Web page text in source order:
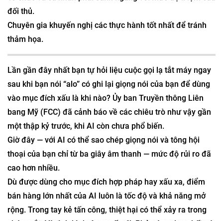
đối thủ.
Chuyên gia khuyến nghị các thực hành tốt nhất để tránh
thảm họa.
Lần gần đây nhất bạn tự hỏi liệu cuộc gọi lạ tắt máy ngay
sau khi bạn nói “alo” có ghi lại giọng nói của bạn để dùng
vào mục đích xấu là khi nào? Ủy ban Truyền thông Liên
bang Mỹ (FCC) đã cảnh báo về các chiêu trò như vậy gần
một thập kỷ trước, khi AI còn chưa phổ biến.
Giờ đây — với AI có thể sao chép giọng nói và tông hội
thoại của bạn chỉ từ ba giây âm thanh — mức độ rủi ro đã
cao hơn nhiều.
Dù được dùng cho mục đích hợp pháp hay xấu xa, điểm
bán hàng lớn nhất của AI luôn là tốc độ và khả năng mở
rộng. Trong tay kẻ tấn công, thiệt hại có thể xảy ra trong